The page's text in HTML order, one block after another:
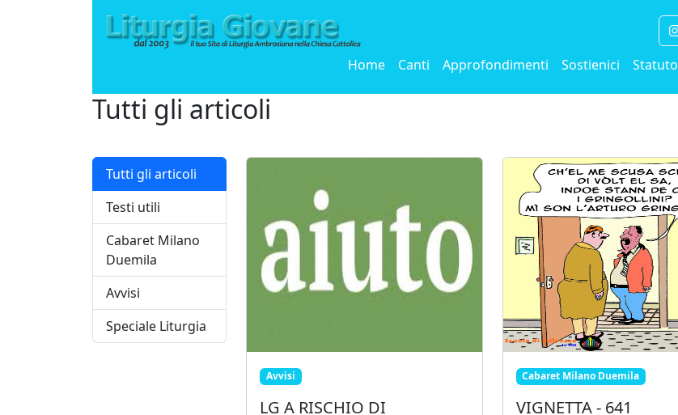
Home
Canti Approfondimenti Sostienici Statuto
Tutti gli articoli
Tutti gli articoli
Testi utili
Cabaret Milano
Duemila
Avvisi
Speciale Liturgia
Avvisi
LG A RISCHIO DI
Cabaret Milano Duemila
VIGNETTA - 641